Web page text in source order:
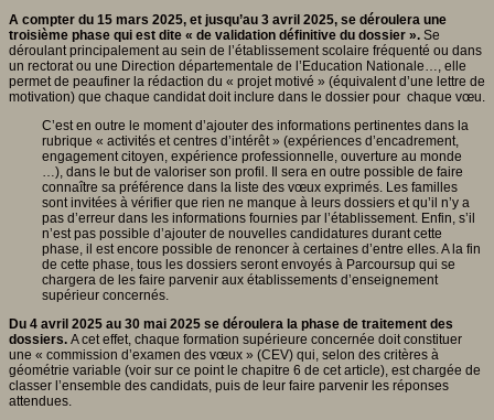
A compter du 15 mars 2025, et jusqu’au 3 avril 2025, se déroulera une
troisième phase qui est dite « de validation définitive du dossier ». Se
déroulant principalement au sein de l’établissement scolaire fréquenté ou dans
un rectorat ou une Direction départementale de l’Education Nationale…, elle
permet de peaufiner la rédaction du « projet motivé » (équivalent d’une lettre de
motivation) que chaque candidat doit inclure dans le dossier pour chaque vœu.
C’est en outre le moment d’ajouter des informations pertinentes dans la
rubrique « activités et centres d’intérêt » (expériences d’encadrement,
engagement citoyen, expérience professionnelle, ouverture au monde
…), dans le but de valoriser son profil. Il sera en outre possible de faire
connaître sa préférence dans la liste des vœux exprimés. Les familles
sont invitées à vérifier que rien ne manque à leurs dossiers et qu’il n’y a
pas d’erreur dans les informations fournies par l’établissement. Enfin, s’il
n’est pas possible d’ajouter de nouvelles candidatures durant cette
phase, il est encore possible de renoncer à certaines d’entre elles. A la fin
de cette phase, tous les dossiers seront envoyés à Parcoursup qui se
chargera de les faire parvenir aux établissements d’enseignement
supérieur concernés.
Du 4 avril 2025 au 30 mai 2025 se déroulera la phase de traitement des
dossiers. A cet effet, chaque formation supérieure concernée doit constituer
une « commission d’examen des vœux » (CEV) qui, selon des critères à
géométrie variable (voir sur ce point le chapitre 6 de cet article), est chargée de
classer l’ensemble des candidats, puis de leur faire parvenir les réponses
attendues.